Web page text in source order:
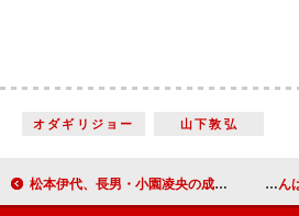
オダギリジョー 山下敦弘
松本伊代、長男・小園凌央の成長に期待 舞台出演に「ヒロミさんと心配しています」 橋本愛